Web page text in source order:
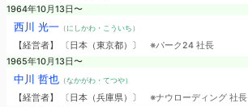
1964年10月13日〜
西川 光一（にしかわ・こういち）
【経営者】 〔日本（東京都）〕 ※パーク24 社長
1965年10月13日〜
中川 哲也（なかがわ・てつや）
【経営者】 〔日本（兵庫県）〕 ※ナウローディング 社長